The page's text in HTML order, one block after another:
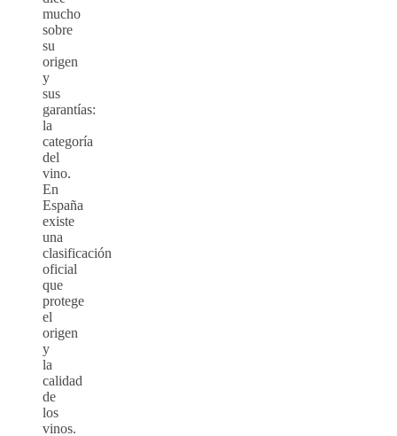
mucho
sobre
su
origen
y
sus
garantías:
la
categoría
del
vino.
En
España
existe
una
clasificación
oficial
que
protege
el
origen
y
la
calidad
de
los
vinos.